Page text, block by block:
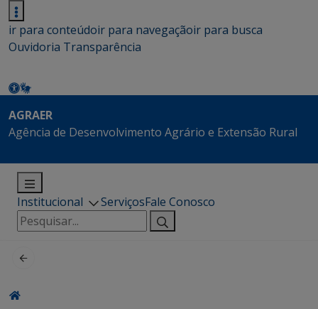
ir para conteúdoir para navegaçãoir para busca
Ouvidoria Transparência
AGRAER
Agência de Desenvolvimento Agrário e Extensão Rural
Institucional ServiçosFale Conosco
Pesquisar
por: